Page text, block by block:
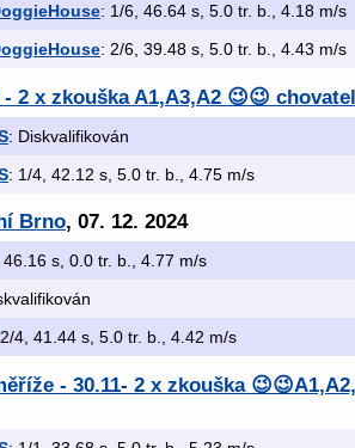
: 1/6, 46.64 s, 5.0 tr. b., 4.18 m/s
: 2/6, 39.48 s, 5.0 tr. b., 4.43 m/s
- 2 x zkouška A1,A3,A2 😉😉
: Diskvalifikován
: 1/4, 42.12 s, 5.0 tr. b., 4.75 m/s
Brno, 07. 12. 2024
46.16 s, 0.0 tr. b., 4.77 m/s
4, 41.44 s, 5.0 tr. b., 4.42 m/s
- 30.11- 2 x zkouška